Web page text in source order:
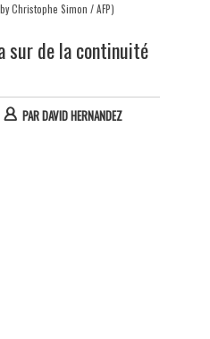
Christophe Simon / AFP)
sur de la continuité
PARDAVID HERNANDEZ